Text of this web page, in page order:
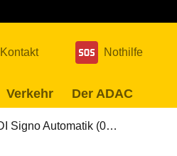
Kontakt Nothilfe
Verkehr Der ADAC
Signo Automatik (0…